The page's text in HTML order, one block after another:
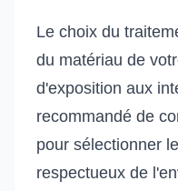
Le choix du
du matériau de
d'exposition aux
recommandé de
pour sélectionner
respectueux de